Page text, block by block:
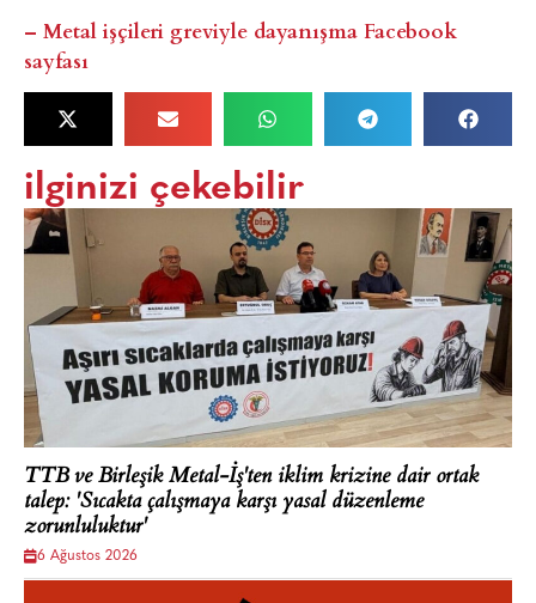
– Metal işçileri greviyle dayanışma Facebook
sayfası
ilginizi çekebilir
TTB ve Birleşik Metal-İş'ten iklim krizine dair ortak
talep: 'Sıcakta çalışmaya karşı yasal düzenleme
zorunluluktur'
6 Ağustos 2026